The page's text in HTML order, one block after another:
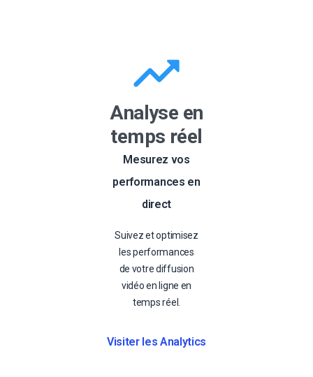
Analyse en
temps réel
Mesurez vos
performances en
direct
Suivez et optimisez
les performances
de votre diffusion
vidéo en ligne en
temps réel.
Visiter les Analytics